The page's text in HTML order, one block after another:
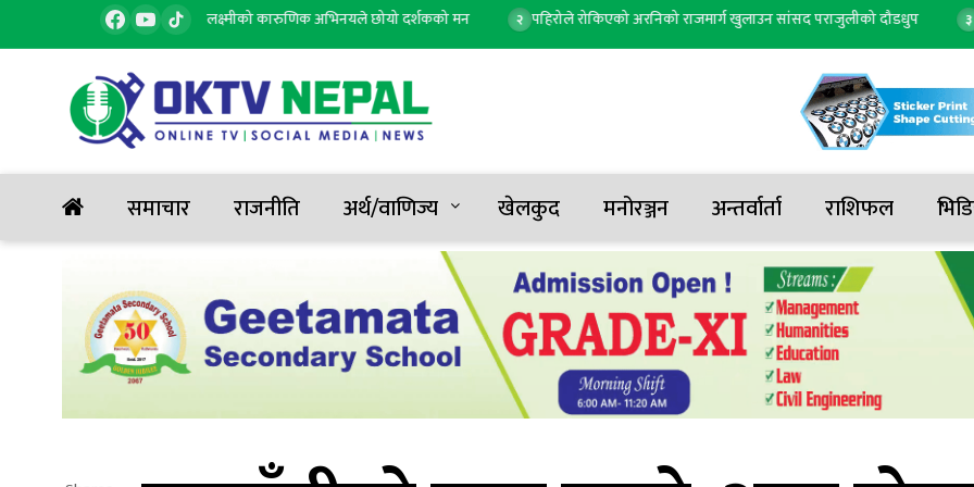
जल’ सार्वजनिक, सुरज र लक्ष्मीको कारुणिक अभिनयले छोयो दर्शकको मन २ पहिरोले रोकिएको अरनिको राजमार्ग खुलाउन सांसद पराजुलीको दौडधुप ३
समाचार राजनीति अर्थ/वाणिज्य खेलकुद मनोरञ्जन अन्तर्वार्ता राशिफल